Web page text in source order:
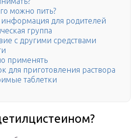
можно пить?
для родителей
группа
с другими средствами
применять
для приготовления раствора
таблетки